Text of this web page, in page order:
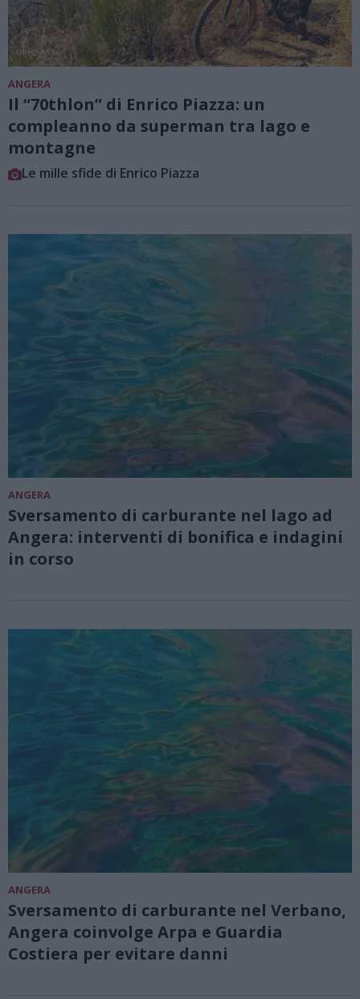
ANGERA
Il “70thlon” di Enrico Piazza: un
compleanno da superman tra lago e
montagne
Le mille sfide di Enrico Piazza
ANGERA
Sversamento di carburante nel lago ad
Angera: interventi di bonifica e indagini
in corso
ANGERA
Sversamento di carburante nel Verbano,
Angera coinvolge Arpa e Guardia
Costiera per evitare danni